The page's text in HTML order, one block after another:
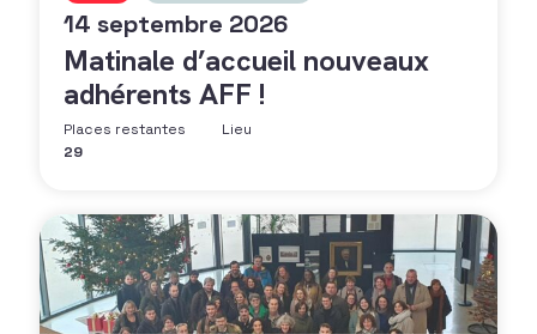
14 septembre 2026
Matinale d’accueil nouveaux
adhérents AFF !
Places restantes
29
Lieu